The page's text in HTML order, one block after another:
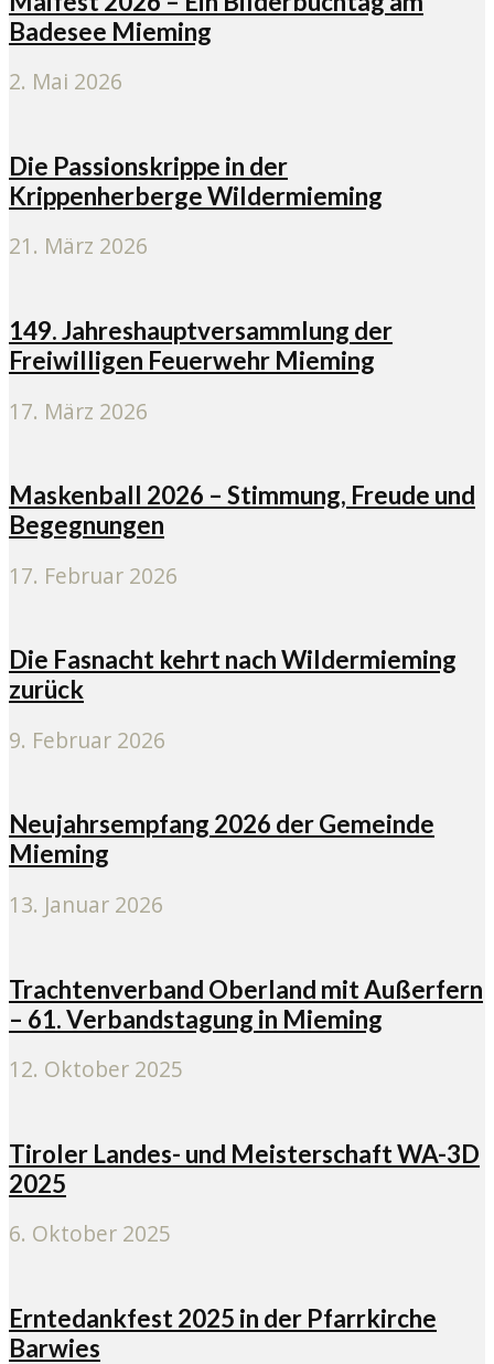
Badesee Mieming
2. Mai 2026
Die Passionskrippe in der
Krippenherberge Wildermieming
21. März 2026
149. Jahreshauptversammlung der
Freiwilligen Feuerwehr Mieming
17. März 2026
Maskenball 2026 – Stimmung, Freude und
Begegnungen
17. Februar 2026
Die Fasnacht kehrt nach Wildermieming
zurück
9. Februar 2026
Neujahrsempfang 2026 der Gemeinde
Mieming
13. Januar 2026
Trachtenverband Oberland mit Außerfern
– 61. Verbandstagung in Mieming
12. Oktober 2025
Tiroler Landes- und Meisterschaft WA-3D
2025
6. Oktober 2025
Erntedankfest 2025 in der Pfarrkirche
Barwies